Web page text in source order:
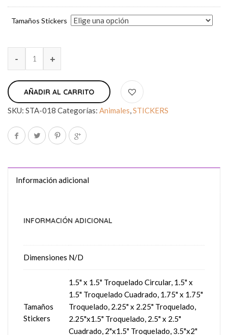
Tamaños Stickers
AÑADIR AL CARRITO
SKU: STA-018 Categorías: Animales,STICKERS
Información adicional
INFORMACIÓN ADICIONAL
Dimensiones N/D
Tamaños
Stickers
1.5" x 1.5" Troquelado Circular, 1.5" x
1.5" Troquelado Cuadrado, 1.75" x 1.75"
Troquelado, 2.25" x 2.25" Troquelado,
2.25"x1.5" Troquelado, 2.5" x 2.5"
Cuadrado, 2"x1.5" Troquelado, 3.5"x2"